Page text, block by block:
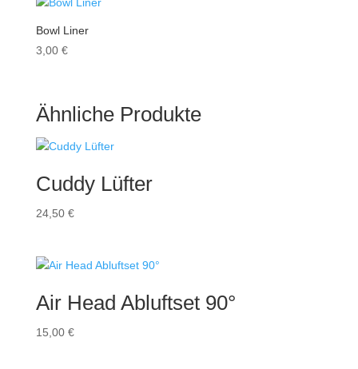
Bowl Liner
3,00 €
Ähnliche Produkte
Cuddy Lüfter
24,50 €
Air Head Abluftset 90°
15,00 €